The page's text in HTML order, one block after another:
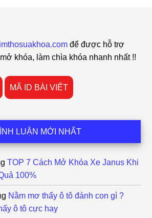
để được hỗ trợ
khóa, làm chìa khóa nhanh nhất !!
MÃ ID BÀI VIẾT
LUẬN MỚI NHẤT
TOP 7 Cách Mở Khóa Xe Janus Khi
100%
Nằm mơ thấy ô tô đánh con gì ?
ô tô cực hay